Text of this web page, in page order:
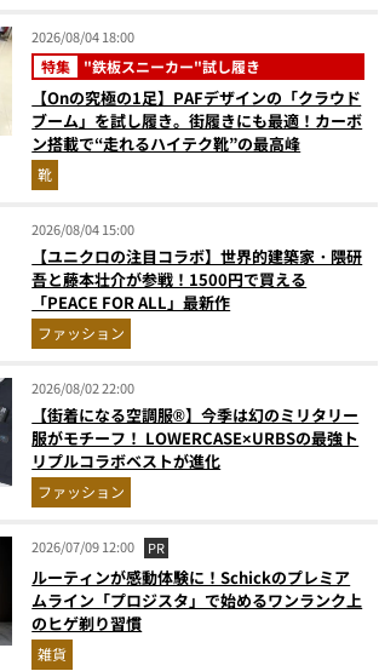
2026/08/04 18:00
特集 "鉄板スニーカー"試し履き
【Onの究極の1足】PAFデザインの「クラウド
ブーム」を試し履き。街履きにも最適！カーボ
ン搭載で“走れるハイテク靴”の最高峰
靴
2026/08/04 15:00
【ユニクロの注目コラボ】世界的建築家・隈研
吾と藤本壮介が参戦！1500円で買える
「PEACE FOR ALL」最新作
ファッション
2026/08/02 22:00
【街着になる空調服®】今季は幻のミリタリー
服がモチーフ！ LOWERCASE×URBSの最強ト
リプルコラボベストが進化
ファッション
2026/07/09 12:00 PR
ルーティンが感動体験に！Schickのプレミア
ムライン「プロジスタ」で始めるワンランク上
のヒゲ剃り習慣
雑貨